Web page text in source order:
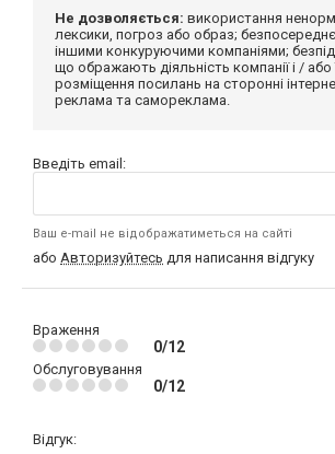
Не дозволяється: використання
лексики, погроз або образ;
іншими конкуруючими компаніями;
що ображають діяльність компанії і / або
розміщення посилань на сторонні
реклама та самореклама.
Введіть email:
Ваш e-mail не відображатиметься на сайті
або Авторизуйтесь для написання відгуку
Враження
0/12
Обслуговування
0/12
Відгук: